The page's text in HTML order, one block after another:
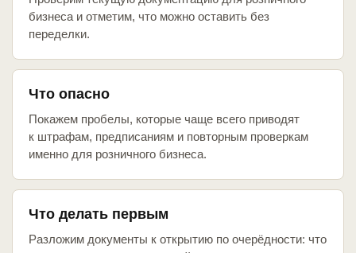
бизнеса и отметим, что можно оставить без
переделки.
Что опасно
Покажем пробелы, которые чаще всего приводят
к штрафам, предписаниям и повторным проверкам
именно для розничного бизнеса.
Что делать первым
Разложим документы к открытию по очерёдности: что